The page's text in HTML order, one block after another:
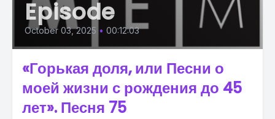
Episode
October 03, 2025 • 00:12:03
«Горькая доля, или Песни о
моей жизни с рождения до 45
лет». Песня 75